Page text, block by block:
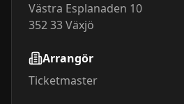
Västra Esplanaden 10
352 33Växjö
Arrangör
Ticketmaster